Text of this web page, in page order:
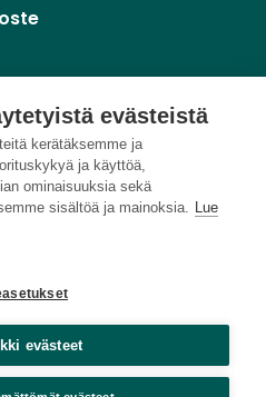
evästeistä
kerätäksemme ja
ja käyttöä,
ominaisuuksia sekä
sisältöä ja mainoksia. Lue
evästeet